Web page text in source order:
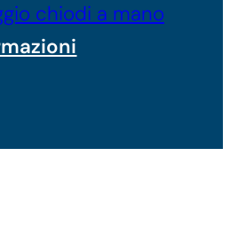
chiodi a mano